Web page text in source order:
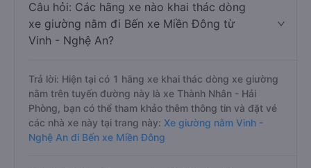
Câu hỏi: Các hãng xe nào khai thác dòng
xe giường nằm đi Bến xe Miền Đông từ
Vinh - Nghệ An?
Trả lời: Hiện tại có 1 hãng xe khai thác dòng xe giường
nằm trên tuyến đường này là xe Thành Nhân - Hải
Phòng, bạn có thể tham khảo thêm thông tin và đặt vé
các nhà xe này tại trang này: Xe giường nằm Vinh -
Nghệ An đi Bến xe Miền Đông